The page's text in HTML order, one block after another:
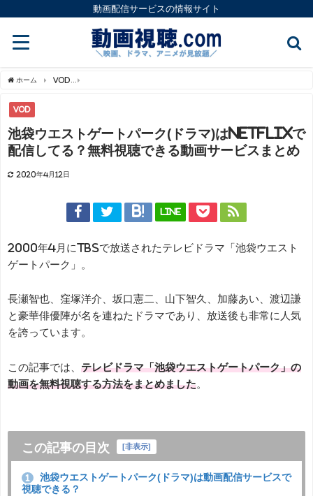
動画配信サービスの情報サイト
ホーム VOD
VOD
池袋ウエストゲートパーク(ドラマ)はNetflixで
配信してる？無料視聴できる動画サービスまとめ
2020年4月12日
LINE
2000年4月にTBSで放送されたテレビドラマ「池袋ウエスト
ゲートパーク」。
長瀬智也、窪塚洋介、坂口憲二、山下智久、加藤あい、渡辺謙
と豪華俳優陣が名を連ねたドラマであり、放送後も非常に人気
を誇っています。
この記事では、 テレビドラマ「池袋ウエストゲートパーク」の
動画を無料視聴する方法をまとめました
この記事の目次 [非表示]
1
池袋ウエストゲートパーク(ドラマ)は動画配信サービスで
視聴できる？